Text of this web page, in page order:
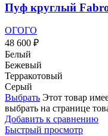
Пуф круглый
ОГОГО
48 600 ₽
Белый
Бежевый
Терракотовый
Серый
Выбрать Этот товар
выбрать на странице
Добавить к сравнению
Быстрый просмотр